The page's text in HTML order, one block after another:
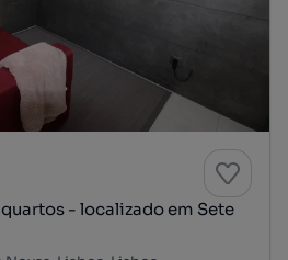
- localizado em Sete